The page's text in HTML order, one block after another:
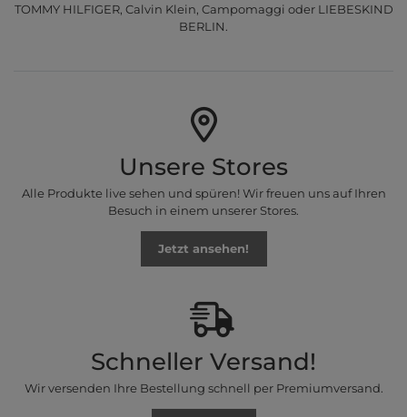
TOMMY HILFIGER, Calvin Klein, Campomaggi oder LIEBESKIND
BERLIN.
Unsere Stores
Alle Produkte live sehen und spüren! Wir freuen uns auf Ihren
Besuch in einem unserer Stores.
Jetzt ansehen!
Schneller Versand!
Wir versenden Ihre Bestellung schnell per Premiumversand.